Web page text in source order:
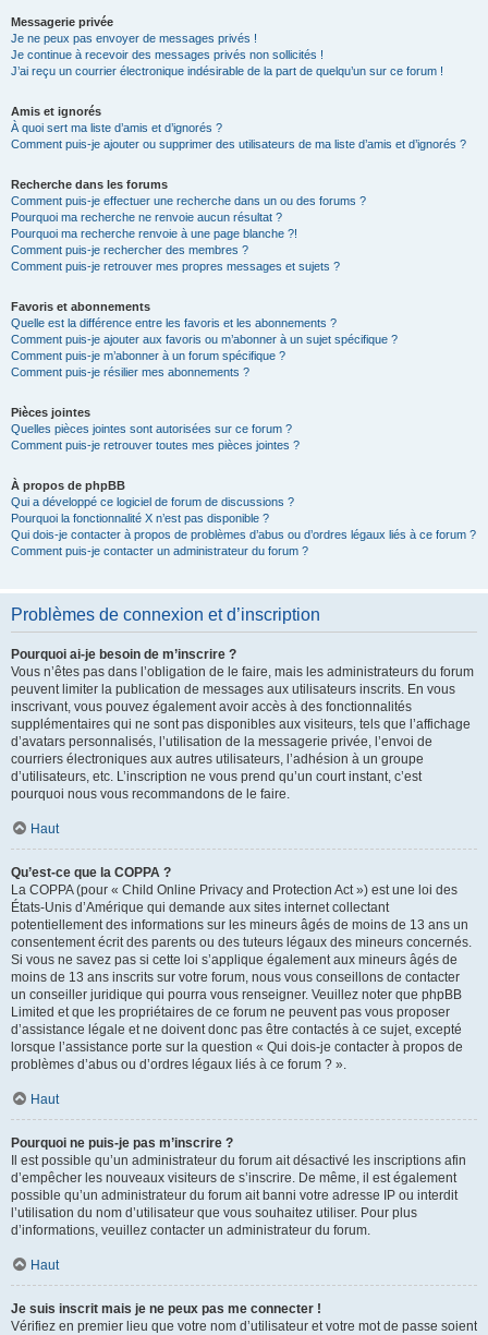
Messagerie privée
Je ne peux pas envoyer de messages privés !
Je continue à recevoir des messages privés non sollicités !
J’ai reçu un courrier électronique indésirable de la part de quelqu’un sur ce forum !
Amis et ignorés
À quoi sert ma liste d’amis et d’ignorés ?
Comment puis-je ajouter ou supprimer des utilisateurs de ma liste d’amis et d’ignorés ?
Recherche dans les forums
Comment puis-je effectuer une recherche dans un ou des forums ?
Pourquoi ma recherche ne renvoie aucun résultat ?
Pourquoi ma recherche renvoie à une page blanche ?!
Comment puis-je rechercher des membres ?
Comment puis-je retrouver mes propres messages et sujets ?
Favoris et abonnements
Quelle est la différence entre les favoris et les abonnements ?
Comment puis-je ajouter aux favoris ou m’abonner à un sujet spécifique ?
Comment puis-je m’abonner à un forum spécifique ?
Comment puis-je résilier mes abonnements ?
Pièces jointes
Quelles pièces jointes sont autorisées sur ce forum ?
Comment puis-je retrouver toutes mes pièces jointes ?
À propos de phpBB
Qui a développé ce logiciel de forum de discussions ?
Pourquoi la fonctionnalité X n’est pas disponible ?
Qui dois-je contacter à propos de problèmes d’abus ou d’ordres légaux liés à ce forum ?
Comment puis-je contacter un administrateur du forum ?
Problèmes de connexion et d’inscription
Pourquoi ai-je besoin de m’inscrire ?
Vous n’êtes pas dans l’obligation de le faire, mais les administrateurs du forum
peuvent limiter la publication de messages aux utilisateurs inscrits. En vous
inscrivant, vous pouvez également avoir accès à des fonctionnalités
supplémentaires qui ne sont pas disponibles aux visiteurs, tels que l’affichage
d’avatars personnalisés, l’utilisation de la messagerie privée, l’envoi de
courriers électroniques aux autres utilisateurs, l’adhésion à un groupe
d’utilisateurs, etc. L’inscription ne vous prend qu’un court instant, c’est
pourquoi nous vous recommandons de le faire.
Haut
Qu’est-ce que la COPPA ?
La COPPA (pour « Child Online Privacy and Protection Act ») est une loi des
États-Unis d’Amérique qui demande aux sites internet collectant
potentiellement des informations sur les mineurs âgés de moins de 13 ans un
consentement écrit des parents ou des tuteurs légaux des mineurs concernés.
Si vous ne savez pas si cette loi s’applique également aux mineurs âgés de
moins de 13 ans inscrits sur votre forum, nous vous conseillons de contacter
un conseiller juridique qui pourra vous renseigner. Veuillez noter que phpBB
Limited et que les propriétaires de ce forum ne peuvent pas vous proposer
d’assistance légale et ne doivent donc pas être contactés à ce sujet, excepté
lorsque l’assistance porte sur la question « Qui dois-je contacter à propos de
problèmes d’abus ou d’ordres légaux liés à ce forum ? ».
Haut
Pourquoi ne puis-je pas m’inscrire ?
Il est possible qu’un administrateur du forum ait désactivé les inscriptions afin
d’empêcher les nouveaux visiteurs de s’inscrire. De même, il est également
possible qu’un administrateur du forum ait banni votre adresse IP ou interdit
l’utilisation du nom d’utilisateur que vous souhaitez utiliser. Pour plus
d’informations, veuillez contacter un administrateur du forum.
Haut
Je suis inscrit mais je ne peux pas me connecter !
Vérifiez en premier lieu que votre nom d’utilisateur et votre mot de passe soient